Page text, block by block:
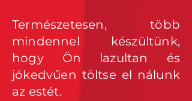
Természetesen, több
mindennel készültünk,
hogy Ön lazultan és
jókedvűen töltse el nálunk
az estét.